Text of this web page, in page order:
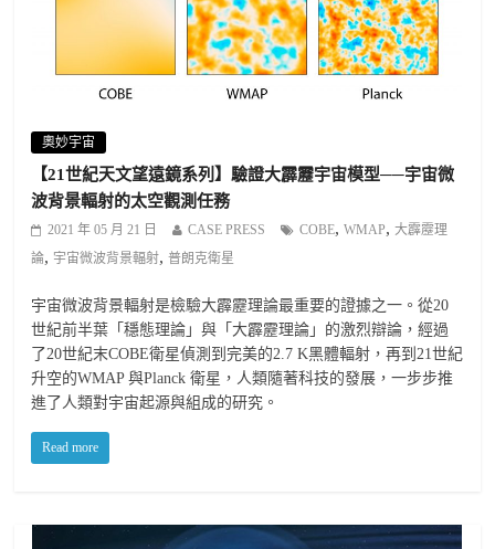
奧妙宇宙
【21世紀天文望遠鏡系列】驗證大霹靂宇宙模型──宇宙微
波背景輻射的太空觀測任務
2021 年 05 月 21 日 CASE PRESS COBE,WMAP,大霹靂理
論, 宇宙微波背景輻射,普朗克衛星
宇宙微波背景輻射是檢驗大霹靂理論最重要的證據之一。從20
世紀前半葉「穩態理論」與「大霹靂理論」的激烈辯論，經過
了20世紀末COBE衛星偵測到完美的2.7 K黑體輻射，再到21世紀
升空的WMAP 與Planck 衛星，人類隨著科技的發展，一步步推
進了人類對宇宙起源與組成的研究。
Read more